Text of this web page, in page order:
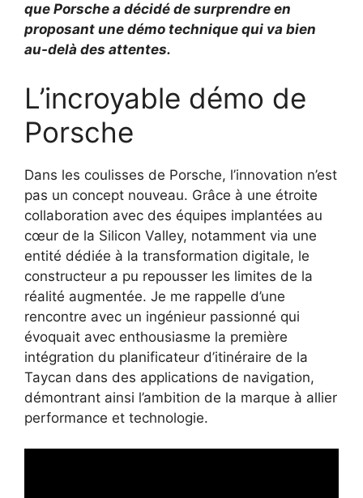
que Porsche a décidé de surprendre en
proposant une démo technique qui va bien
au-delà des attentes.
L’incroyable démo de
Porsche
Dans les coulisses de Porsche, l’innovation n’est
pas un concept nouveau. Grâce à une étroite
collaboration avec des équipes implantées au
cœur de la Silicon Valley, notamment via une
entité dédiée à la transformation digitale, le
constructeur a pu repousser les limites de la
réalité augmentée. Je me rappelle d’une
rencontre avec un ingénieur passionné qui
évoquait avec enthousiasme la première
intégration du planificateur d’itinéraire de la
Taycan dans des applications de navigation,
démontrant ainsi l’ambition de la marque à allier
performance et technologie.